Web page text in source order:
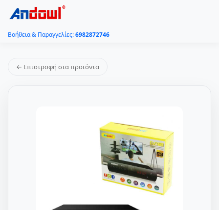
Βοήθεια & Παραγγελίες:6982872746
← Επιστροφή στα προϊόντα